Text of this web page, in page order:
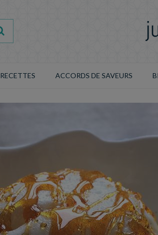
RECETTES ACCORDS DE SAVEURS